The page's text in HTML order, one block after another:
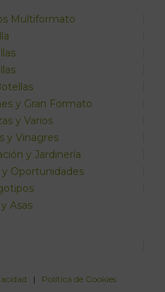
Multiformato
y Gran Formato
y Varios
y Vinagres
y Jardinería
Oportunidades
Asas
| Política de Cookies